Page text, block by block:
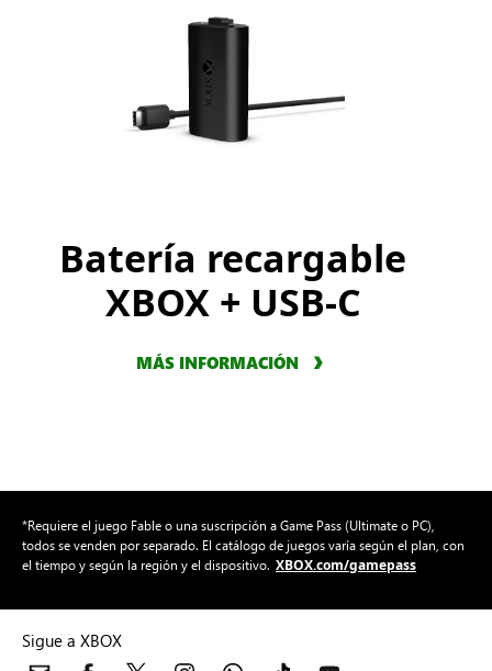
Batería recargable
*Requiere el juego Fable o una suscripción a Game Pass (Ultimate o PC),
todos se venden por separado. El catálogo de juegos varía según el plan, con